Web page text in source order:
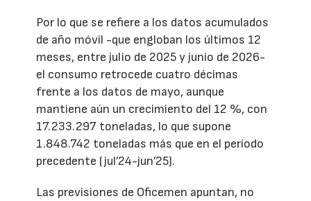
Por lo que se refiere a los datos acumulados
de año móvil -que engloban los últimos 12
meses, entre julio de 2025 y junio de 2026-
el consumo retrocede cuatro décimas
frente a los datos de mayo, aunque
mantiene aún un crecimiento del 12 %, con
17.233.297 toneladas, lo que supone
1.848.742 toneladas más que en el período
precedente (jul’24-jun’25).
Las previsiones de Oficemen apuntan, no